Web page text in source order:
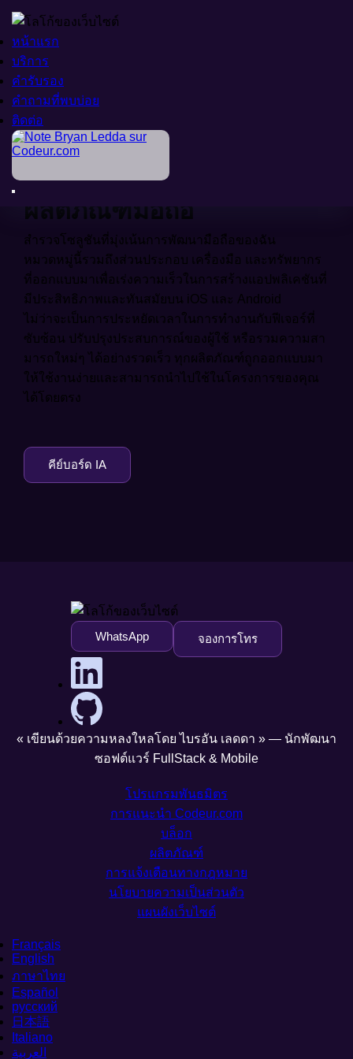
หน้าแรก
บริการ
คำรับรอง
คำถามที่พบบ่อย
ติดต่อ
หน้าแรก
บริการ
คำรับรอง
คำถามที่พบบ่อย
ติดต่อ
หน้าแรก
>
ผลิตภัณฑ์ของเรา
>
ผลิตภัณฑ์มือถือ
สำรวจโซลูชันที่มุ่งเน้นการพัฒนามือถือของฉัน
หมวดหมู่นี้รวมถึงส่วนประกอบ เครื่องมือ และทรัพยากร
ที่ออกแบบมาเพื่อเร่งความเร็วในการสร้างแอปพลิเคชันที่
มีประสิทธิภาพและทันสมัยบน iOS และ Android
ไม่ว่าจะเป็นการประหยัดเวลาในการทำงานกับฟีเจอร์ที่
ซับซ้อน ปรับปรุงประสบการณ์ของผู้ใช้ หรือรวมความสา
มารถใหม่ๆ ได้อย่างรวดเร็ว ทุกผลิตภัณฑ์ถูกออกแบบมา
ให้ใช้งานง่ายและสามารถนำไปใช้ในโครงการของคุณ
ได้โดยตรง
คีย์บอร์ด IA
WhatsApp จองการโทร
« เขียนด้วยความหลงใหลโดย ไบรอัน เลดดา » — นักพัฒนา
ซอฟต์แวร์ FullStack & Mobile
โปรแกรมพันธมิตร
การแนะนำ Codeur.com
บล็อก
ผลิตภัณฑ์
การแจ้งเตือนทางกฎหมาย
นโยบายความเป็นส่วนตัว
แผนผังเว็บไซต์
Français
English
ภาษาไทย
Español
русский
日本語
Italiano
العربية